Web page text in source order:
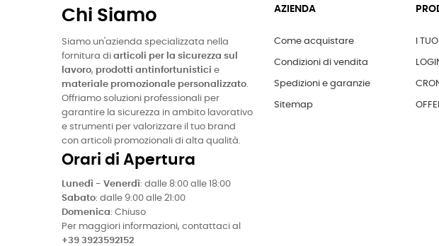
Chi Siamo
Siamo un'azienda specializzata nella
fornitura di articoli per la sicurezza sul
lavoro, prodotti antinfortunistici e
materiale promozionale personalizzato.
Offriamo soluzioni professionali per
garantire la sicurezza in ambito lavorativo
e strumenti per valorizzare il tuo brand
con articoli promozionali di alta qualità.
Orari di Apertura
Lunedì - Venerdì: dalle 8:00 alle 18:00
Sabato: dalle 9:00 alle 21:00
Domenica: Chiuso
Per maggiori informazioni, contattaci al
+39 3923592152
AZIENDA
Come acquistare
Condizioni di vendita
Spedizioni e garanzie
Sitemap
I